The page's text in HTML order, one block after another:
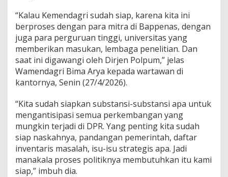
“Kalau Kemendagri sudah siap, karena kita ini
berproses dengan para mitra di Bappenas, dengan
juga para perguruan tinggi, universitas yang
memberikan masukan, lembaga penelitian. Dan
saat ini digawangi oleh Dirjen Polpum,” jelas
Wamendagri Bima Arya kepada wartawan di
kantornya, Senin (27/4/2026).
“Kita sudah siapkan substansi-substansi apa untuk
mengantisipasi semua perkembangan yang
mungkin terjadi di DPR. Yang penting kita sudah
siap naskahnya, pandangan pemerintah, daftar
inventaris masalah, isu-isu strategis apa. Jadi
manakala proses politiknya membutuhkan itu kami
siap,” imbuh dia.